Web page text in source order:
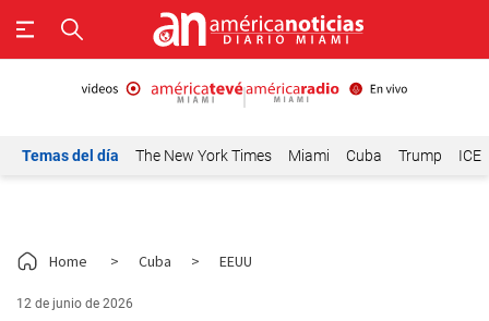
Temas del día The New York Times Miami Cuba Trump ICE
Home > Cuba > EEUU
12 de junio de 2026